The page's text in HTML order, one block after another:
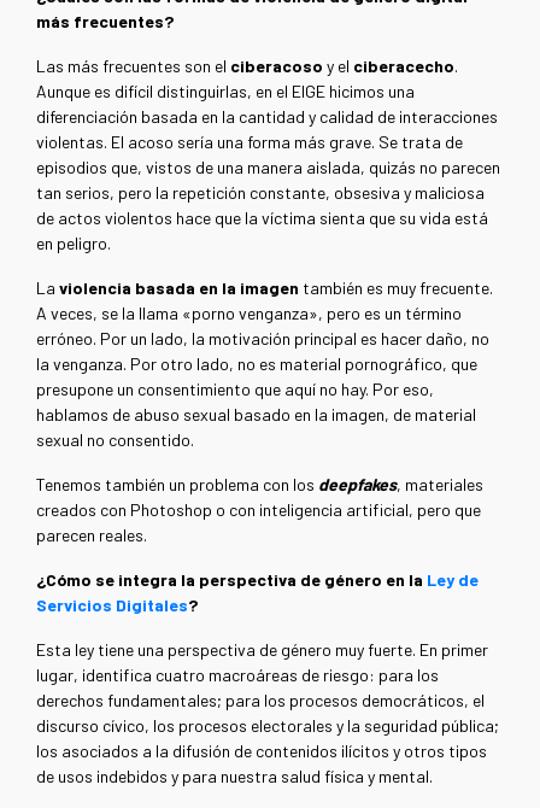
más frecuentes?
Las más frecuentes son el ciberacoso y el ciberacecho.
Aunque es difícil distinguirlas, en el EIGE hicimos una
diferenciación basada en la cantidad y calidad de interacciones
violentas. El acoso sería una forma más grave. Se trata de
episodios que, vistos de una manera aislada, quizás no parecen
tan serios, pero la repetición constante, obsesiva y maliciosa
de actos violentos hace que la víctima sienta que su vida está
en peligro.
La violencia basada en la imagen también es muy frecuente.
A veces, se la llama «porno venganza», pero es un término
erróneo. Por un lado, la motivación principal es hacer daño, no
la venganza. Por otro lado, no es material pornográfico, que
presupone un consentimiento que aquí no hay. Por eso,
hablamos de abuso sexual basado en la imagen, de material
sexual no consentido.
Tenemos también un problema con los deepfakes, materiales
creados con Photoshop o con inteligencia artificial, pero que
parecen reales.
¿Cómo se integra la perspectiva de género en la Ley de
Servicios Digitales?
Esta ley tiene una perspectiva de género muy fuerte. En primer
lugar, identifica cuatro macroáreas de riesgo: para los
derechos fundamentales; para los procesos democráticos, el
discurso cívico, los procesos electorales y la seguridad pública;
los asociados a la difusión de contenidos ilícitos y otros tipos
de usos indebidos y para nuestra salud física y mental.